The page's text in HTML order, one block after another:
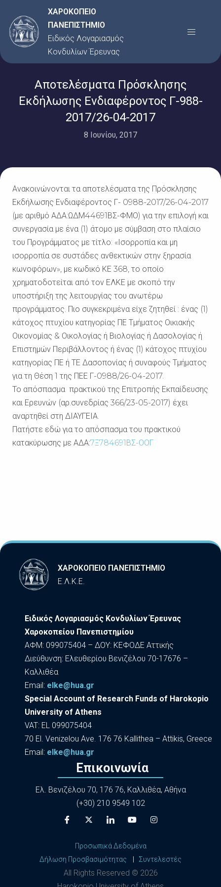
στο
περιεχόμενο
ΧΑΡΟΚΟΠΕΙΟ
ΠΑΝΕΠΙΣΤΗΜΙΟ
Ειδικός Λογαριασμός
Κονδυλίων Έρευνας
Menu
Αποτελέσματα Πρόσκλησης
Εκδήλωσης Ενδιαφέροντος Γ-988-
2017/26-04-2017
8 Ιουνίου, 2017
Ανακοινώνονται τα αποτελέσματα της Πρόσκλησης
Εκδήλωσης Ενδιαφέροντος Γ- 0988-2017/26-04-2017
(με αριθμό ΑΔΑ:ΩΔΜ44691ΒΣ-ΦΜΟ) για την επιλογή και
συνεργασία με ένα (1) άτομο με σύμβαση στο πλαίσιο
του Προγράμματος με τίτλο: «Ισορροπία και μη
ισορροπία σε συστάδες ανθεκτικών στην ξηρασία
κωνοφόρων», με κωδικό ΚΕ 368, το οποίο
χρηματοδοτείται από τον ΕΛΚΕ με σκοπό την
υποστήριξη της λειτουργίας του ανωτέρω
προγράμματος. Πιο συγκεκριμένα είχε ζητηθεί : ένας (1)
κάτοχος πτυχίου κατηγορίας ΠΕ Τμήματος Οικιακής
Οικονομίας & Οικολογίας ή Βιολογίας ή Δασολογίας ή
Επιστημών Περιβάλλοντος ή ένας (1) κάτοχος πτυχίου
κατηγορίας ΠΕ ή ΤΕ Δασοπονίας ή συναφούς Τμήματος
για τη Θέση 1 της ΠΕΕ Γ-0988/26-04-2017.
Το απόσπασμα πρακτικού της Επιτροπής Εκπαίδευσης
και Ερευνών (αρ.συνεδρίας 366/23-05-2017) έχει
αναρτηθεί στη ΔΙΑΥΓΕΙΑ.
Πατήστε εδώ για το απόσπασμα του πρακτικού
κατακύρωσης με ΑΔΑ:7Ξ784691ΒΣ-ΟΟΓ
ΧΑΡΟΚΟΠΕΙΟ ΠΑΝΕΠΙΣΤΗΜΙΟ
Ε.Λ.Κ.Ε.
Ειδικός Λογαριασμός Κονδυλίων Έρευνας
Χαροκοπείου Πανεπιστημίου
ΑΦΜ: 099075404 – ΔΟΥ: ΚΕΦΟΔΕ Αττικής
Διεύθυνση: Ελευθερίου Βενιζέλου 70-17676 –
Καλλιθέα
Εmail: elke@hua.gr
Special Account of Research Funds of Harokopio
University of Athens
VAT: EL 099075404
70 El. Venizelou Ave. 176 76 Kallithea – Attikis, Greece
Εmail: elke@hua.gr
Επικοινωνία
Ελ. Βενιζέλου 70, 176 76, Καλλιθέα, Αθήνα
(+30) 210 9549 102
Προσωπικά Δεδομένα
Δήλωση Προσβασιμότητας
Συντελεστές
All Rights Reserved © 2026